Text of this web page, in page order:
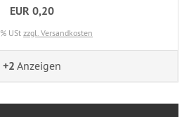
EUR 0,20
UStzzgl. Versandkosten
+2 Anzeigen